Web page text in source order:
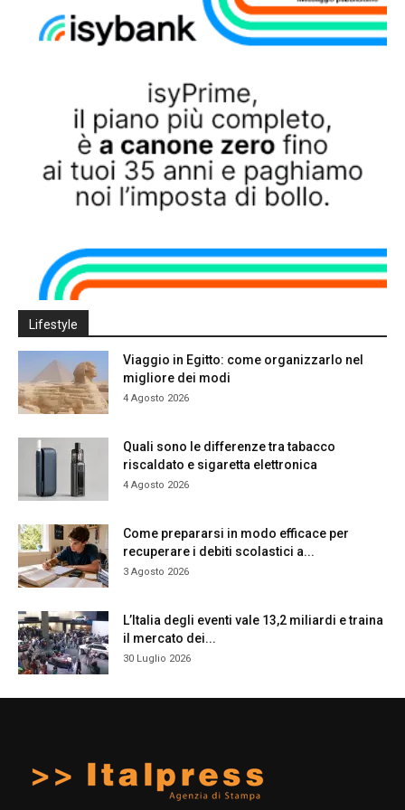
Lifestyle
Viaggio in Egitto: come organizzarlo nel
migliore dei modi
4 Agosto 2026
Quali sono le differenze tra tabacco
riscaldato e sigaretta elettronica
4 Agosto 2026
Come prepararsi in modo efficace per
recuperare i debiti scolastici a...
3 Agosto 2026
L’Italia degli eventi vale 13,2 miliardi e traina
il mercato dei...
30 Luglio 2026